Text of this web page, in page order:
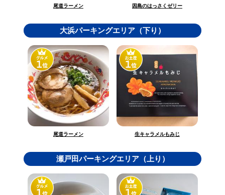
尾道ラーメン 因島のはっさくゼリー
大浜パーキングエリア（下り）
尾道ラーメン 生キャラメルもみじ
瀬戸田パーキングエリア（上り）